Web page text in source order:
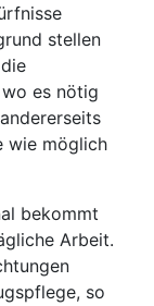
stellen
es nötig
wie möglich
bekommt
Arbeit.
so